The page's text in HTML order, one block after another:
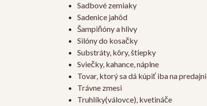
Sadbové zemiaky
Sadenice jahôd
Šampiňóny a hlivy
Silóny do kosačky
Substráty, kôry, štiepky
Sviečky, kahance, náplne
Tovar, ktorý sa dá kúpiť iba na predajni
Trávne zmesi
Truhlíky(válovce), kvetináče